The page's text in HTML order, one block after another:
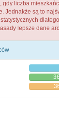
gdy liczba
Jednakże są to
lepsze dane